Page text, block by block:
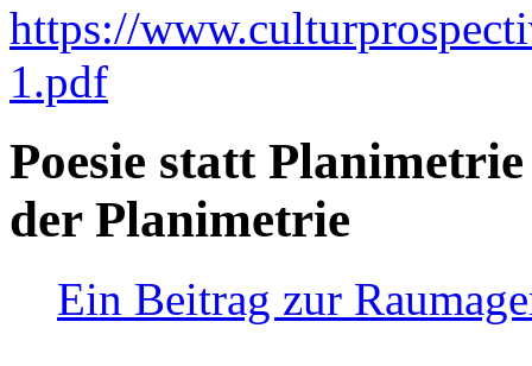
https://
1.pdf
Poesie statt
der Planimetrie
Ein Beitrag zur